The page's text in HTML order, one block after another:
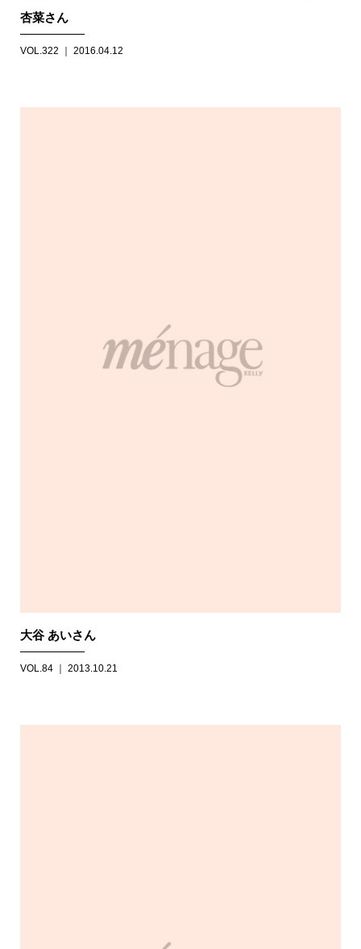
杏菜さん
VOL.322 ｜ 2016.04.12
大谷 あいさん
VOL.84 ｜ 2013.10.21